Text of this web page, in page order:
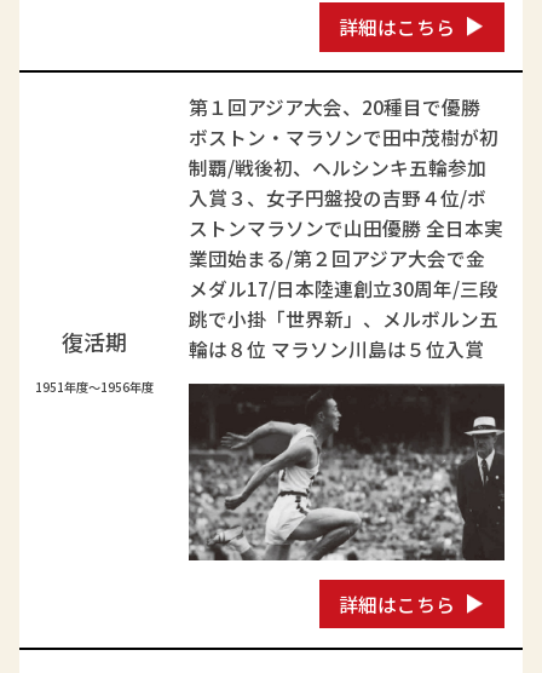
詳細はこちら
復活期
1951年度～1956年度
第１回アジア大会、20種目で優勝
ボストン・マラソンで田中茂樹が初
制覇/戦後初、ヘルシンキ五輪参加
入賞３、女子円盤投の吉野４位/ボ
ストンマラソンで山田優勝 全日本実
業団始まる/第２回アジア大会で金
メダル17/日本陸連創立30周年/三段
跳で小掛「世界新」、メルボルン五
輪は８位 マラソン川島は５位入賞
詳細はこちら